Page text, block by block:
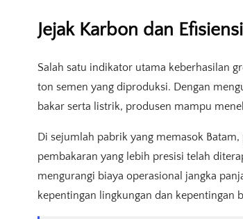
Jejak Karbon dan
Salah satu indikator utama keberhasilan
ton semen yang diproduksi. Dengan
bakar serta listrik, produsen mampu
Di sejumlah pabrik yang memasok
pembakaran yang lebih presisi telah
mengurangi biaya operasional jangka
kepentingan lingkungan dan kepentingan